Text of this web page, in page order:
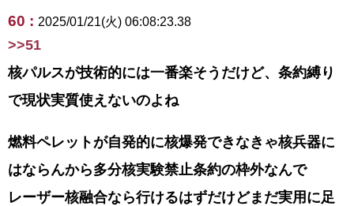
60 : 2025/01/21(火) 06:08:23.38
>>51
核パルスが技術的には一番楽そうだけど、条約縛り
で現状実質使えないのよね
燃料ペレットが自発的に核爆発できなきゃ核兵器に
はならんから多分核実験禁止条約の枠外なんで
レーザー核融合なら行けるはずだけどまだ実用に足